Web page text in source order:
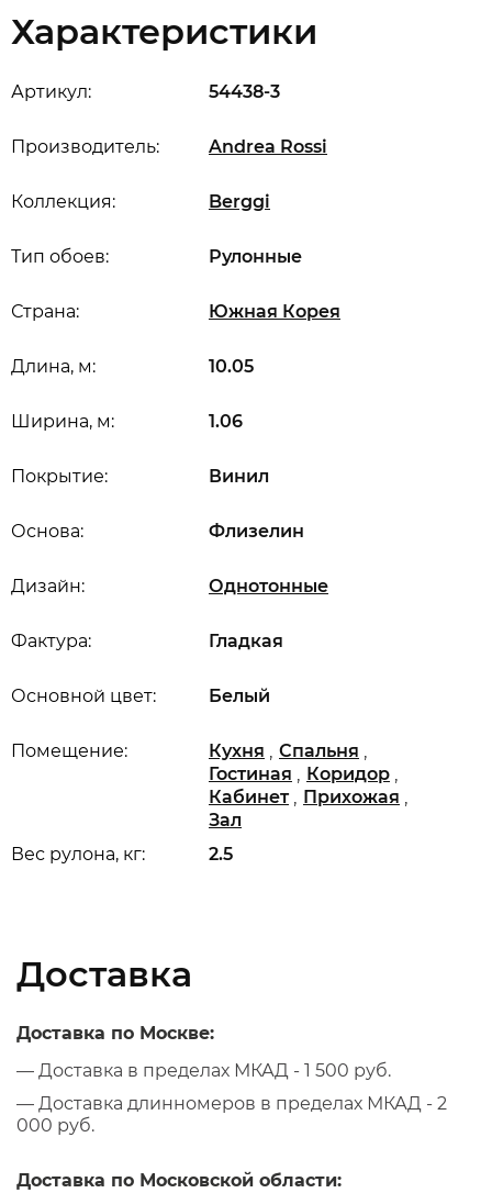
Характеристики
Артикул: 54438-3
Производитель: Andrea Rossi
Коллекция: Berggi
Длина, м: 10.05
Ширина, м: 1.06
Вес рулона, кг: 2.5
Основной цвет: Белый
Дизайн: Однотонные
Основа: Флизелин
Покрытие: Винил
Помещение: Кухня , Спальня ,
Гостиная , Коридор ,
Кабинет , Прихожая ,
Зал
Страна: Южная Корея
Тип обоев: Рулонные
Фактура: Гладкая
Доставка
Доставка по Москве:
— Доставка в пределах МКАД - 1 500 руб.
— Доставка длинномеров в пределах МКАД - 2
000 руб.
Доставка по Московской области: